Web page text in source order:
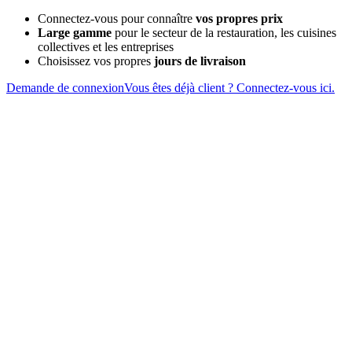
Connectez-vous pour connaître vos propres prix
Large gamme pour le secteur de la restauration, les cuisines
collectives et les entreprises
Choisissez vos propres jours de livraison
Demande de connexionVous êtes déjà client ? Connectez-vous ici.